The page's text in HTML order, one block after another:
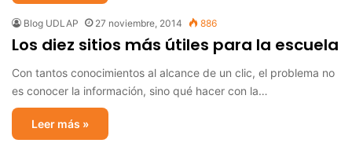
Blog UDLAP 27 noviembre, 2014 886
Los diez sitios más útiles para la escuela
Con tantos conocimientos al alcance de un clic, el problema no
es conocer la información, sino qué hacer con la…
Leer más »